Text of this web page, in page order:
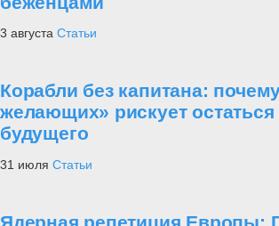
3 августа Статьи
Корабли без капитана:
желающих» рискует остаться
будущего
31 июля Статьи
Ядерная репетиция Европы: